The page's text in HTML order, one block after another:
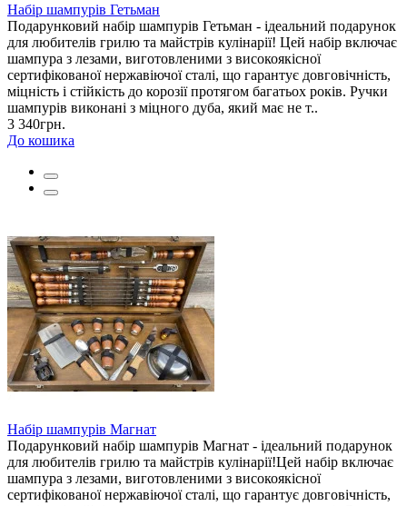
Набір шампурів Гетьман
Подарунковий набір шампурів Гетьман - ідеальний подарунок
для любителів грилю та майстрів кулінарії! Цей набір включає
шампура з лезами, виготовленими з високоякісної
сертифікованої нержавіючої сталі, що гарантує довговічність,
міцність і стійкість до корозії протягом багатьох років. Ручки
шампурів виконані з міцного дуба, який має не т..
3 340грн.
До кошика
Набір шампурів Магнат
Подарунковий набір шампурів Магнат - ідеальний подарунок
для любителів грилю та майстрів кулінарії!Цей набір включає
шампура з лезами, виготовленими з високоякісної
сертифікованої нержавіючої сталі, що гарантує довговічність,